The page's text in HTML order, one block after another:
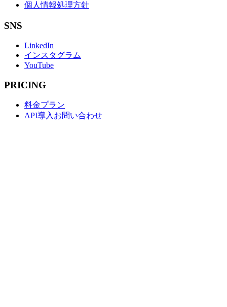
個人情報処理方針
SNS
LinkedIn
インスタグラム
YouTube
PRICING
料金プラン
API導入お問い合わせ